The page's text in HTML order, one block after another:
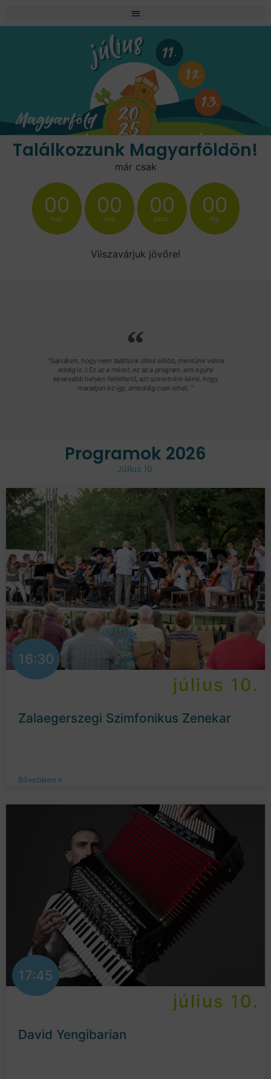
Találkozzunk Magyarföldön!
már csak
00
nap
00
óra
00
perc
00
mp
Viiszavárjuk jövőre!
"Sajnálom, hogy nem találtunk rátok előbb, mentünk volna
eddig is :) Ez az a méret, ez az a program, ami egyre
kevesebb helyen fellelhető, azt szeretném kérni, hogy
maradjon ez így, ameddig csak lehet. "
Programok 2026
Július 10.
16:30
július 10.
Zalaegerszegi Szimfonikus Zenekar
Bővebben »
17:45
július 10.
David Yengibarian